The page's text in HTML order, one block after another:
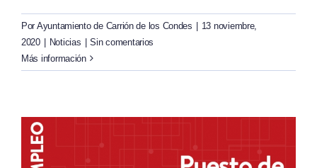
Por Ayuntamiento de Carrión de los Condes
13 noviembre,
2020
Noticias
Sin comentarios
Más información